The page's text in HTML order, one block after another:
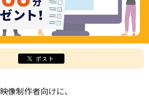
ポスト
映像制作者向けに、